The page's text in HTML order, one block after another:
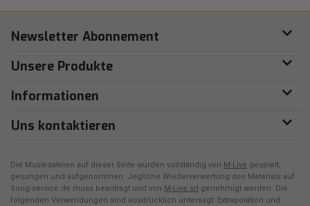
Newsletter Abonnement
Unsere Produkte
Informationen
Uns kontaktieren
Die Musikdateien auf dieser Seite wurden vollständig von M-Live gespielt,
gesungen und aufgenommen. Jegliche Wiederverwertung des Materials auf
Song-service.de muss beantragt und von M-Live srl genehmigt werden. Die
folgenden Verwendungen sind ausdrücklich untersagt: Extrapolation und